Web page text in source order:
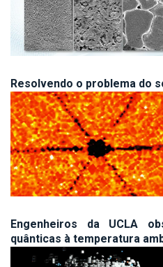
Resolvendo o problema do
Engenheiros da UCLA
quânticas à temperatura